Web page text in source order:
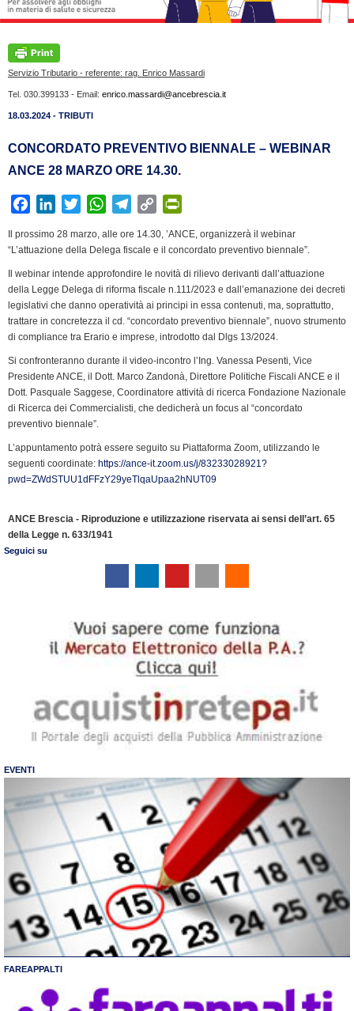
Servizio Tributario - referente: rag. Enrico Massardi
Tel. 030.399133 - Email: enrico.massardi@ancebrescia.it
18.03.2024 - TRIBUTI
CONCORDATO PREVENTIVO BIENNALE – WEBINAR
ANCE 28 MARZO ORE 14.30.
c
b
o
k
n
e
d
I
n
i
t
e
r
W
a
s
p
p
l
g
r
a
m
C
p
L
n
k
i
t
F
r
i
e
n
d
l
Il prossimo 28 marzo, alle ore 14.30, ’ANCE, organizzerà il webinar
“L’attuazione della Delega fiscale e il concordato preventivo biennale”.
Il webinar intende approfondire le novità di rilievo derivanti dall’attuazione
della Legge Delega di riforma fiscale n.111/2023 e dall’emanazione dei decreti
legislativi che danno operatività ai principi in essa contenuti, ma, soprattutto,
trattare in concretezza il cd. “concordato preventivo biennale”, nuovo strumento
di compliance tra Erario e imprese, introdotto dal Dlgs 13/2024.
Si confronteranno durante il video-incontro l’Ing. Vanessa Pesenti, Vice
Presidente ANCE, il Dott. Marco Zandonà, Direttore Politiche Fiscali ANCE e il
Dott. Pasquale Saggese, Coordinatore attività di ricerca Fondazione Nazionale
di Ricerca dei Commercialisti, che dedicherà un focus al “concordato
preventivo biennale”.
L’appuntamento potrà essere seguito su Piattaforma Zoom, utilizzando le
seguenti coordinate: https://ance-it.zoom.us/j/83233028921?
pwd=ZWdSTUU1dFFzY29yeTlqaUpaa2hNUT09
ANCE Brescia - Riproduzione e utilizzazione riservata ai sensi dell’art. 65
della Legge n. 633/1941
Seguici su
EVENTI
FAREAPPALTI